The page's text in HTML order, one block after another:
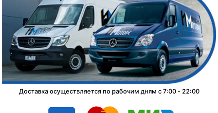
Доставка осуществляется по рабочим дням с 7:00 - 22:00